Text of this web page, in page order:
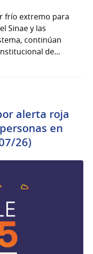
frío extremo para
Sinae y las
continúan
de...
alerta roja
en
26)